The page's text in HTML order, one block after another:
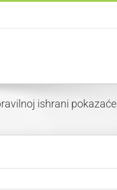
ishrani pokazaće